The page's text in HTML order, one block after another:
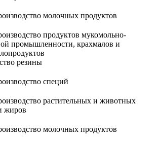
молочных продуктов
продуктов мукомольно-
промышленности, крахмалов и
резины
специй
растительных и животных
жиров
молочных продуктов